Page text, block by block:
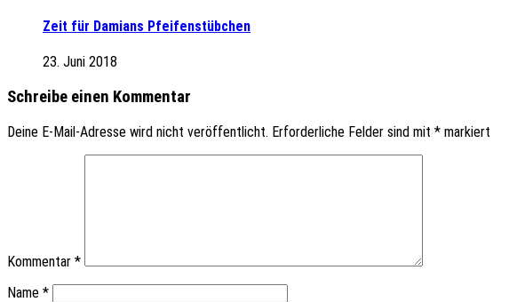
Zeit für Damians Pfeifenstübchen
23. Juni 2018
Schreibe einen Kommentar
Deine E-Mail-Adresse wird nicht veröffentlicht. Erforderliche Felder sind mit * markiert
Kommentar *
Name *